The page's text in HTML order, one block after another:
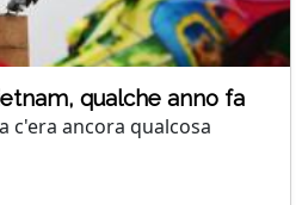
qualche anno fa
c'era ancora qualcosa